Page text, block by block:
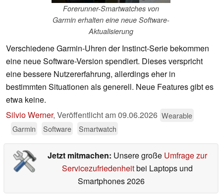
Forerunner-Smartwatches von
Garmin erhalten eine neue Software-
Aktualisierung
Verschiedene Garmin-Uhren der Instinct-Serie bekommen
eine neue Software-Version spendiert. Dieses verspricht
eine bessere Nutzererfahrung, allerdings eher in
bestimmten Situationen als generell. Neue Features gibt es
etwa keine.
Silvio Werner, Veröffentlicht am09.06.2026 Wearable
Garmin
Software Smartwatch
Jetzt mitmachen: Unsere große Umfrage zur
Servicezufriedenheitbei Laptops und
Smartphones 2026